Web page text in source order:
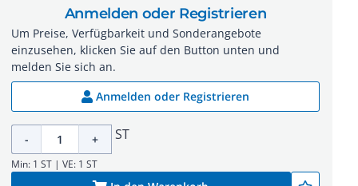
Anmelden oder Registrieren
Um Preise, Verfügbarkeit und Sonderangebote
einzusehen, klicken Sie auf den Button unten und
melden Sie sich an.
Anmelden oder Registrieren
- + ST
Min: 1 ST | VE: 1 ST